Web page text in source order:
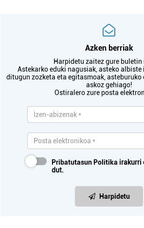
Azken berriak
Harpidetu zaitez gure buletin
Astekarko eduki nagusiak, asteko albiste
ditugun zozketa eta egitasmoak, asteburuko
askoz gehiago!
Ostiralero zure posta
Pribatutasun Politika irakurri
dut.
Harpidetu